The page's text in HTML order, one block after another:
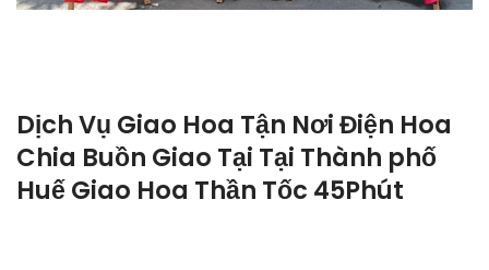
Dịch Vụ Giao Hoa Tận Nơi Điện Hoa
Chia Buồn Giao Tại Tại Thành phố
Huế Giao Hoa Thần Tốc 45Phút